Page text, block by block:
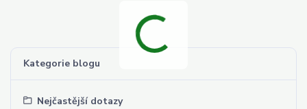
Kategorie blogu
Nejčastější dotazy